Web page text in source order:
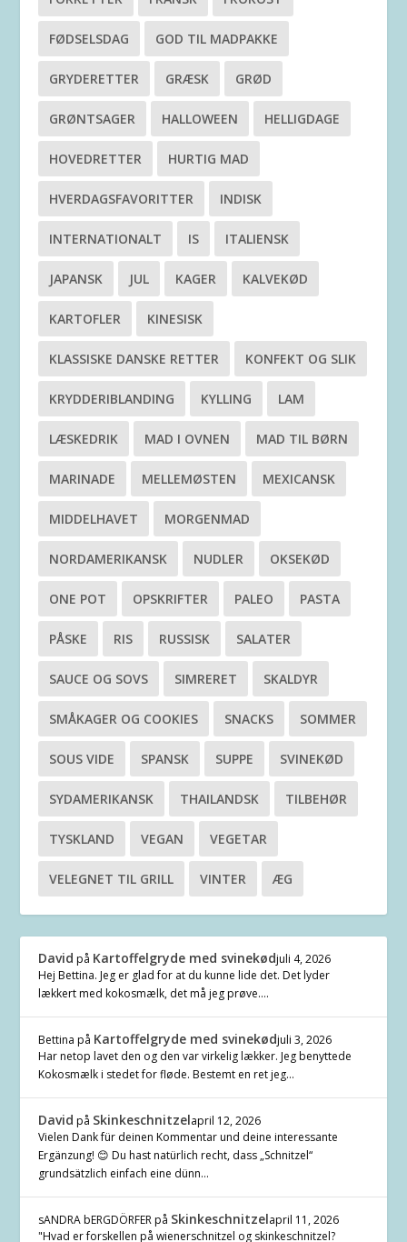
FØDSELSDAG GOD TIL MADPAKKE
GRYDERETTER GRÆSK GRØD
GRØNTSAGER HALLOWEEN HELLIGDAGE
HOVEDRETTER HURTIG MAD
HVERDAGSFAVORITTER INDISK
INTERNATIONALT IS ITALIENSK
JAPANSK JUL KAGER KALVEKØD
KARTOFLER KINESISK
KLASSISKE DANSKE RETTER KONFEKT OG SLIK
KRYDDERIBLANDING KYLLING LAM
LÆSKEDRIK MAD I OVNEN MAD TIL BØRN
MARINADE MELLEMØSTEN MEXICANSK
MIDDELHAVET MORGENMAD
NORDAMERIKANSK NUDLER OKSEKØD
ONE POT OPSKRIFTER PALEO PASTA
PÅSKE RIS RUSSISK SALATER
SAUCE OG SOVS SIMRERET SKALDYR
SMÅKAGER OG COOKIES SNACKS SOMMER
SOUS VIDE SPANSK SUPPE SVINEKØD
SYDAMERIKANSK THAILANDSK TILBEHØR
TYSKLAND VEGAN VEGETAR
VELEGNET TIL GRILL VINTER ÆG
David på Kartoffelgryde med svinekødjuli 4, 2026
Hej Bettina. Jeg er glad for at du kunne lide det. Det lyder
lækkert med kokosmælk, det må jeg prøve.…
Bettina på Kartoffelgryde med svinekødjuli 3, 2026
Har netop lavet den og den var virkelig lækker. Jeg benyttede
Kokosmælk i stedet for fløde. Bestemt en ret jeg…
David på Skinkeschnitzelapril 12, 2026
Vielen Dank für deinen Kommentar und deine interessante
Ergänzung! 😊 Du hast natürlich recht, dass „Schnitzel“
grundsätzlich einfach eine dünn…
sANDRA bERGDÖRFERpå Skinkeschnitzelapril 11, 2026
"Hvad er forskellen på wienerschnitzel og skinkeschnitzel?